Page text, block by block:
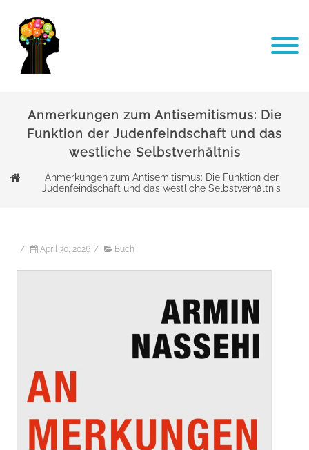
Anmerkungen zum Antisemitismus: Die
Funktion der Judenfeindschaft und das
westliche Selbstverhältnis
Anmerkungen zum Antisemitismus: Die Funktion der
Judenfeindschaft und das westliche Selbstverhältnis
/ April 30, 2026 / Buch